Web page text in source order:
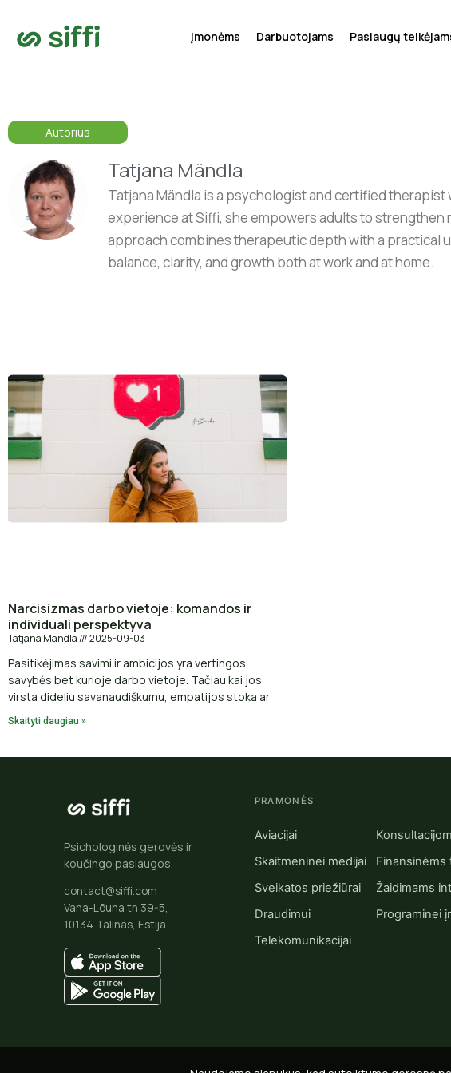
Įmonėms Darbuotojams Paslaugų
Autorius
Tatjana Mändla
Tatjana Mändla is a psychologist and certified
experience at Siffi, she empowers adults to
approach combines therapeutic depth with a practical
balance, clarity, and growth both at work and at home.
Narcisizmas darbo vietoje: komandos ir
individuali perspektyva
Tatjana Mändla 2025-09-03
Pasitikėjimas savimi ir ambicijos yra vertingos
savybės bet kurioje darbo vietoje. Tačiau kai jos
virsta dideliu savanaudiškumu, empatijos stoka ar
Skaityti daugiau »
Psichologinės gerovės ir
koučingo paslaugos.
contact@siffi.com
Vana-Lõuna tn 39-5,
10134 Talinas, Estija
PRAMONĖS
Aviacijai
Skaitmeninei medijai
Finansinėms
Sveikatos priežiūrai
Žaidimams
Draudimui
Programinei
Telekomunikacijai